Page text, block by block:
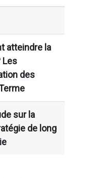
atteindre la
Les
des
sur la
de long